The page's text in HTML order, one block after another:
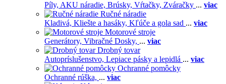
Píly, AKU náradie, Brúsky, Vŕtačky, Zváračky ... viac
Ručné náradie
Kladivá, Kliešte a hasáky, Kľúče a gola sad ... viac
Motorové stroje
Generátory, Vibračné Dosky, ... viac
Drobný tovar
Autopríslušenstvo, Lepiace pásky a lepidlá ... viac
Ochranné pomôcky
Ochranné rúška, ... viac